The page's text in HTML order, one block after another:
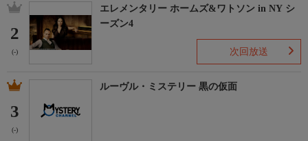
2
(-)
エレメンタリー ホームズ&ワトソン in NY シ
ーズン4
次回放送
3
(-)
ルーヴル・ミステリー 黒の仮面